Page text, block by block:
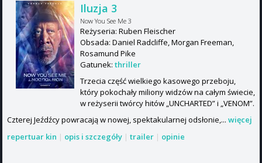
Iluzja 3
Now You See Me 3
Reżyseria: Ruben Fleischer
Obsada: Daniel Radcliffe, Morgan Freeman,
Rosamund Pike
Gatunek: thriller
Trzecia część wielkiego kasowego przeboju,
który pokochały miliony widzów na całym świecie,
w reżyserii twórcy hitów „UNCHARTED” i „VENOM”.
Czterej Jeźdźcy powracają w nowej, spektakularnej odsłonie,... więcej
repertuar kin | opis i szczegóły | trailer | opinie